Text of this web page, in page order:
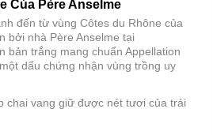
Của Père Anselme
đến từ vùng Côtes du Rhône của
bởi nhà Père Anselme tại
bản trắng mang chuẩn Appellation
dấu chứng nhận vùng trồng uy
chai vang giữ được nét tươi của trái